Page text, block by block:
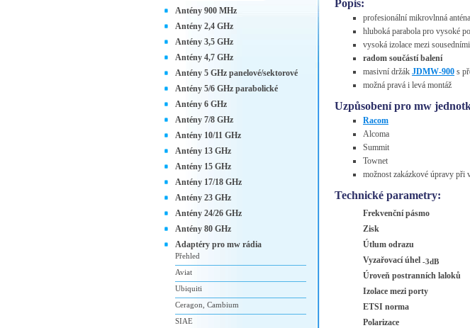
Popis:
profesionální mikrovlnná anténa
hluboká parabola pro vysoké
vysoká izolace mezi
radom součástí balení
masivní držák JDMW-900 s
možná pravá i levá montáž
Uzpůsobení pro mw
Racom
Alcoma
Summit
Townet
možnost zakázkové úpravy při
Technické parametry:
Frekvenční pásmo
Zisk
Útlum odrazu
Vyzařovací úhel -3dB
Úroveň postranních laloků
Izolace mezi porty
ETSI norma
Polarizace
Antény 900 MHz
Antény 2,4 GHz
Antény 3,5 GHz
Antény 4,7 GHz
Antény 5 GHz panelové/sektorové
Antény 5/6 GHz parabolické
Antény 6 GHz
Antény 7/8 GHz
Antény 10/11 GHz
Antény 13 GHz
Antény 15 GHz
Antény 17/18 GHz
Antény 23 GHz
Antény 24/26 GHz
Antény 80 GHz
Adaptéry pro mw rádia
Přehled
Aviat
Ubiquiti
Ceragon, Cambium
SIAE